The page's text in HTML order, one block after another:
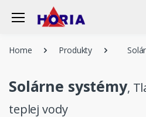
Home Produkty
Solárne systémy,
teplej vody